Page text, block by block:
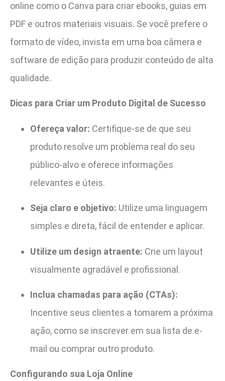
online como o Canva para criar ebooks, guias em
PDF e outros materiais visuais. Se você prefere o
formato de vídeo, invista em uma boa câmera e
software de edição para produzir conteúdo de alta
qualidade.
Dicas para Criar um Produto Digital de Sucesso
Ofereça valor: Certifique-se de que seu
produto resolve um problema real do seu
público-alvo e oferece informações
relevantes e úteis.
Seja claro e objetivo: Utilize uma linguagem
simples e direta, fácil de entender e aplicar.
Utilize um design atraente: Crie um layout
visualmente agradável e profissional.
Inclua chamadas para ação (CTAs):
Incentive seus clientes a tomarem a próxima
ação, como se inscrever em sua lista de e-
mail ou comprar outro produto.
Configurando sua Loja Online